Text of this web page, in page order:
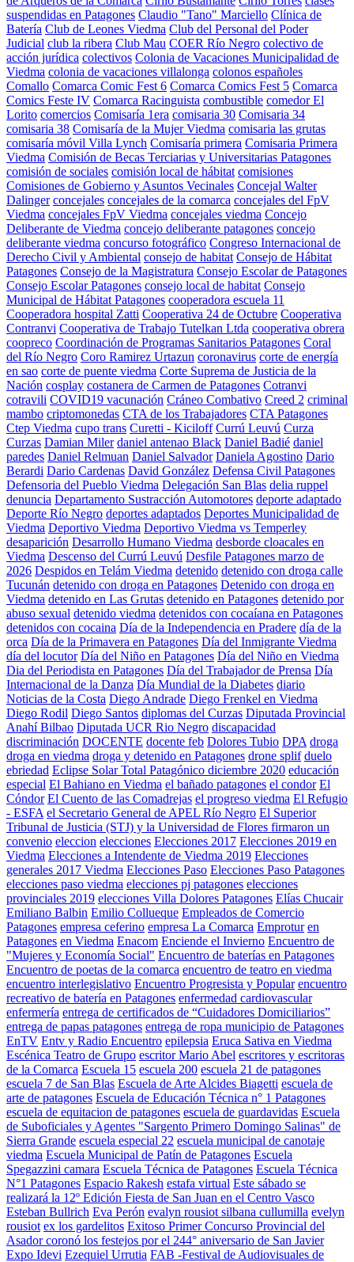
suspendidas en Patagones Claudio "Tano" Marciello Clínica de
Batería Club de Leones Viedma Club del Personal del Poder
Judicial club la ribera Club Mau COER Río Negro colectivo de
acción jurídica colectivos Colonia de Vacaciones Municipalidad de
Viedma colonia de vacaciones villalonga colonos españoles
Comallo Comarca Comic Fest 6 Comarca Comics Fest 5 Comarca
Comics Feste IV Comarca Racinguista combustible comedor El
Lorito comercios Comisaría 1era comisaria 30 Comisaria 34
comisaria 38 Comisaría de la Mujer Viedma comisaria las grutas
comisaría móvil Villa Lynch Comisaría primera Comisaria Primera
Viedma Comisión de Becas Terciarias y Universitarias Patagones
comisión de sociales comisión local de hábitat comisiones
Comisiones de Gobierno y Asuntos Vecinales Concejal Walter
Dalinger concejales concejales de la comarca concejales del FpV
Viedma concejales FpV Viedma concejales viedma Concejo
Deliberante de Viedma concejo deliberante patagones concejo
deliberante viedma concurso fotográfico Congreso Internacional de
Derecho Civil y Ambiental consejo de habitat Consejo de Hábitat
Patagones Consejo de la Magistratura Consejo Escolar de Patagones
Consejo Escolar Patagones consejo local de habitat Consejo
Municipal de Hábitat Patagones cooperadora escuela 11
Cooperadora hospital Zatti Cooperativa 24 de Octubre Cooperativa
Contranvi Cooperativa de Trabajo Tutelkan Ltda cooperativa obrera
coopreco Coordinación de Programas Sanitarios Patagones Coral
del Río Negro Coro Ramirez Urtazun coronavirus corte de energía
en sao corte de puente viedma Corte Suprema de Justicia de la
Nación cosplay costanera de Carmen de Patagones Cotranvi
cotravili COVID19 vacunación Cráneo Combativo Creed 2 criminal
mambo criptomonedas CTA de los Trabajadores CTA Patagones
Ctep Viedma cupo trans Curetti - Kiciloff Currú Leuvú Curza
Curzas Damian Miler daniel antenao Black Daniel Badié daniel
paredes Daniel Relmuan Daniel Salvador Daniela Agostino Dario
Berardi Dario Cardenas David González Defensa Civil Patagones
Defensoria del Pueblo Viedma Delegación San Blas delia ruppel
denuncia Departamento Sustracción Automotores deporte adaptado
Deporte Río Negro deportes adaptados Deportes Municipalidad de
Viedma Deportivo Viedma Deportivo Viedma vs Temperley
desaparición Desarrollo Humano Viedma desborde cloacales en
Viedma Descenso del Currú Leuvú Desfile Patagones marzo de
2026 Despidos en Telám Viedma detenido detenido con droga calle
Tucunán detenido con droga en Patagones Detenido con droga en
Viedma detenido en Las Grutas detenido en Patagones detenido por
abuso sexual detenido viedma detenidos con cocaíana en Patagones
detenidos con cocaina Día de la Independencia en Pradere día de la
orca Día de la Primavera en Patagones Día del Inmigrante Viedma
día del locutor Día del Niño en Patagones Día del Niño en Viedma
Dia del Periodista en Patagones Día del Trabajador de Prensa Día
Internacional de la Danza Día Mundial de la Diabetes diario
Noticias de la Costa Diego Andrade Diego Frenkel en Viedma
Diego Rodil Diego Santos diplomas del Curzas Diputada Provincial
Anahí Bilbao Diputada UCR Rio Negro discapacidad
discriminación DOCENTE docente feb Dolores Tubio DPA droga
droga en viedma droga y detenido en Patagones drone splif duelo
ebriedad Eclipse Solar Total Patagónico diciembre 2020 educación
especial El Bahiano en Viedma el bañado patagones el condor El
Cóndor El Cuento de las Comadrejas el progreso viedma El Refugio
- ESFA el Secretario General de APEL Río Negro El Superior
Tribunal de Justicia (STJ) y la Universidad de Flores firmaron un
convenio eleccion elecciones Elecciones 2017 Elecciones 2019 en
Viedma Elecciones a Intendente de Viedma 2019 Elecciones
generales 2017 Viedma Elecciones Paso Elecciones Paso Patagones
elecciones paso viedma elecciones pj patagones elecciones
provinciales 2019 elecciones Villa Dolores Patagones Elías Chucair
Emiliano Balbin Emilio Collueque Empleados de Comercio
Patagones empresa ceferino empresa La Comarca Emprotur en
Patagones en Viedma Enacom Enciende el Invierno Encuentro de
"Mujeres y Economía Social" Encuentro de baterías en Patagones
Encuentro de poetas de la comarca encuentro de teatro en viedma
encuentro interlegislativo Encuentro Progresista y Popular encuentro
recreativo de batería en Patagones enfermedad cardiovascular
enfermería entrega de certificados de “Cuidadores Domiciliarios”
entrega de papas patagones entrega de ropa municipio de Patagones
EnTV Entv y Radio Encuentro epilepsia Eruca Sativa en Viedma
Escénica Teatro de Grupo escritor Mario Abel escritores y escritoras
de la Comarca Escuela 15 escuela 200 escuela 21 de patagones
escuela 7 de San Blas Escuela de Arte Alcides Biagetti escuela de
arte de patagones Escuela de Educación Técnica n° 1 Patagones
escuela de equitacion de patagones escuela de guardavidas Escuela
de Suboficiales y Agentes "Sargento Primero Domingo Salinas" de
Sierra Grande escuela especial 22 escuela municipal de canotaje
viedma Escuela Municipal de Patín de Patagones Escuela
Spegazzini camara Escuela Técnica de Patagones Escuela Técnica
N°1 Patagones Espacio Rakesh estafa virtual Este sábado se
realizará la 12º Edición Fiesta de San Juan en el Centro Vasco
Esteban Bullrich Eva Perón evalyn rousiot silbana cullumilla evelyn
rousiot ex los gardelitos Exitoso Primer Concurso Provincial del
Asador coronó los festejos por el 244° aniversario de San Javier
Expo Idevi Ezequiel Urrutia FAB -Festival de Audiovisuales de